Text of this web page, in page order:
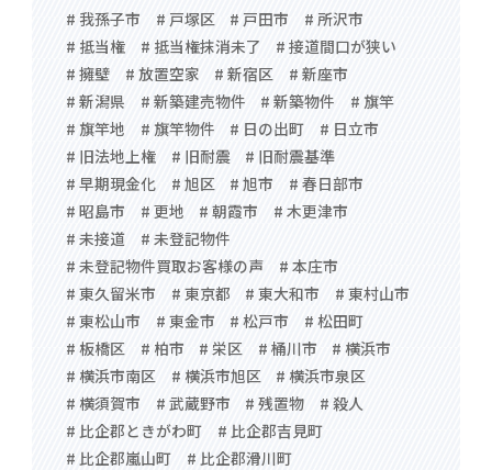
# 我孫子市
# 戸塚区 # 戸田市
# 所沢市
# 抵当権
# 抵当権抹消未了
# 接道間口が狭い
# 擁壁
# 放置空家 # 新宿区
# 新座市
# 新潟県
# 新築建売物件 # 新築物件
# 旗竿
# 旗竿地
# 旗竿物件 # 日の出町
# 日立市
# 旧法地上権
# 旧耐震
# 旧耐震基準
# 早期現金化
# 旭区 # 旭市
# 春日部市
# 昭島市
# 更地 # 朝霞市
# 木更津市
# 未接道
# 未登記物件
# 未登記物件買取お客様の声
# 本庄市
# 東久留米市
# 東京都 # 東大和市
# 東村山市
# 東松山市
# 東金市 # 松戸市
# 松田町
# 板橋区
# 柏市 # 栄区 # 桶川市
# 横浜市
# 横浜市南区
# 横浜市旭区
# 横浜市泉区
# 横須賀市
# 武蔵野市 # 残置物
# 殺人
# 比企郡ときがわ町
# 比企郡吉見町
# 比企郡嵐山町
# 比企郡滑川町